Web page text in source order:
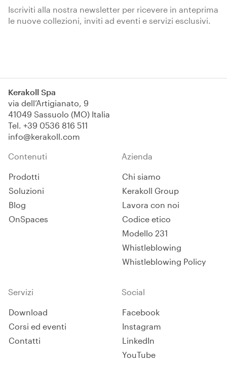
Iscriviti alla nostra newsletter per ricevere in anteprima
le nuove collezioni, inviti ad eventi e servizi esclusivi.
Kerakoll Spa
via dell’Artigianato, 9
41049 Sassuolo (MO) Italia
Tel. +39 0536 816 511
info@kerakoll.com
Contenuti
Prodotti
Soluzioni
Blog
OnSpaces
Azienda
Chi siamo
Kerakoll Group
Lavora con noi
Codice etico
Modello 231
Whistleblowing
Whistleblowing Policy
Servizi
Download
Corsi ed eventi
Contatti
Social
Facebook
Instagram
LinkedIn
YouTube